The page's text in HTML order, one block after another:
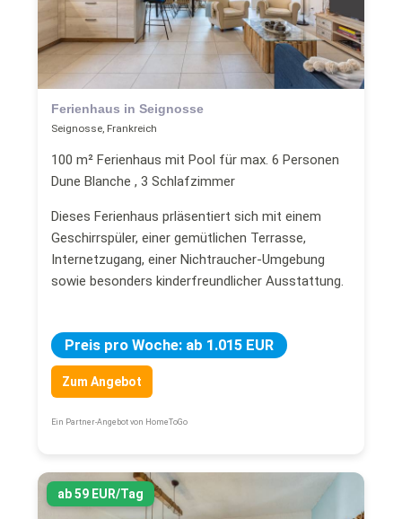
Ferienhaus in Seignosse
Seignosse, Frankreich
100 m² Ferienhaus mit Pool für max. 6 Personen
Dune Blanche , 3 Schlafzimmer
Dieses Ferienhaus prläsentiert sich mit einem
Geschirrspüler, einer gemütlichen Terrasse,
Internetzugang, einer Nichtraucher-Umgebung
sowie besonders kinderfreundlicher Ausstattung.
Preis pro Woche: ab 1.015 EUR
Zum Angebot
Ein Partner-Angebot von HomeToGo
ab 59 EUR/Tag